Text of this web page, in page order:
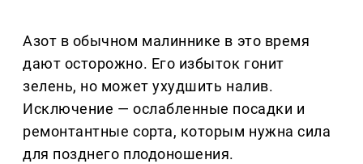
Азот в обычном малиннике в это время
дают осторожно. Его избыток гонит
зелень, но может ухудшить налив.
Исключение — ослабленные посадки и
ремонтантные сорта, которым нужна сила
для позднего плодоношения.